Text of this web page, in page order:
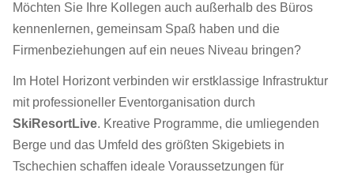
Möchten Sie Ihre Kollegen auch außerhalb des Büros
kennenlernen, gemeinsam Spaß haben und die
Firmenbeziehungen auf ein neues Niveau bringen?
Im Hotel Horizont verbinden wir erstklassige Infrastruktur
mit professioneller Eventorganisation durch
SkiResortLive. Kreative Programme, die umliegenden
Berge und das Umfeld des größten Skigebiets in
Tschechien schaffen ideale Voraussetzungen für